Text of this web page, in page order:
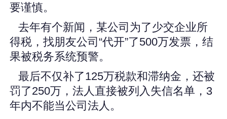
要谨慎。
去年有个新闻，某公司为了少交企业所
得税，找朋友公司“代开”了500万发票，结
果被税务系统预警。
最后不仅补了125万税款和滞纳金，还被
罚了250万，法人直接被列入失信名单，3
年内不能当公司法人。